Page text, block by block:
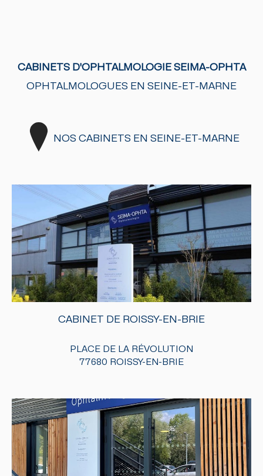
CABINETS D'OPHTALMOLOGIE SEIMA-OPHTA
OPHTALMOLOGUES EN SEINE-ET-MARNE
NOS CABINETS EN SEINE-ET-MARNE
CABINET DE ROISSY-EN-BRIE
PLACE DE LA RÉVOLUTION
77680 ROISSY-EN-BRIE